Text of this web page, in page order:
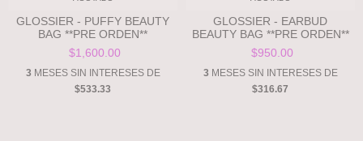
GLOSSIER - PUFFY BEAUTY
BAG **PRE ORDEN**
$1,600.00
3 MESES SIN INTERESES DE
$533.33
GLOSSIER - EARBUD
BEAUTY BAG **PRE ORDEN**
$950.00
3 MESES SIN INTERESES DE
$316.67